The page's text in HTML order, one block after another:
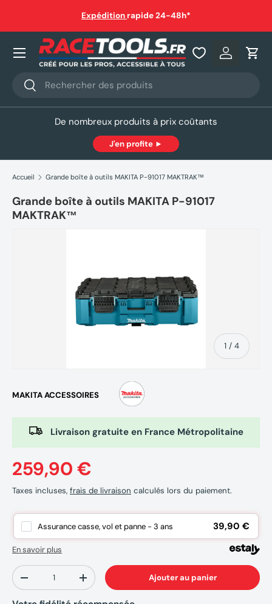
Aller au contenu
Expédition rapide 24-48h*
Recherche
Rechercher
Se
Nos produits
De nombreux produits à prix coûtants
J'en profite ►
Accueil Grande boîte à outils MAKITA P-91017 MAKTRAK™
Grande boîte à outils MAKITA P-91017
MAKTRAK™
1 / de
4
MAKITA ACCESSOIRES
Livraison gratuite en France Métropolitaine
259,90 €
Taxes incluses, frais de livraison calculés lors du paiement.
Assurance casse, vol et panne - 3 ans 39,90 €
En savoir plus
Qté
-
+ Ajouter au panier